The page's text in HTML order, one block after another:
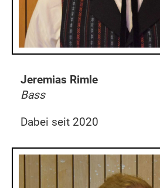
Jeremias Rimle
Bass
Dabei seit 2020